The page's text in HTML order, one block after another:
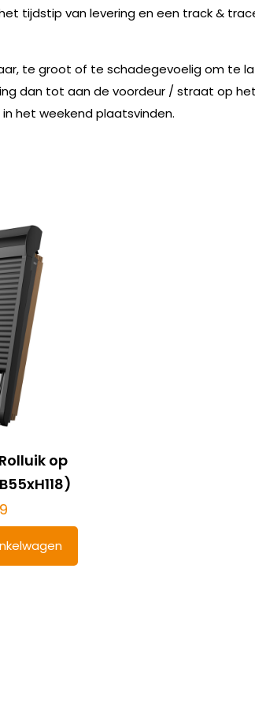
tijdstip van levering en een track &
te groot of te schadegevoelig om te
dan tot aan de voordeur / straat op
in het weekend plaatsvinden.
op